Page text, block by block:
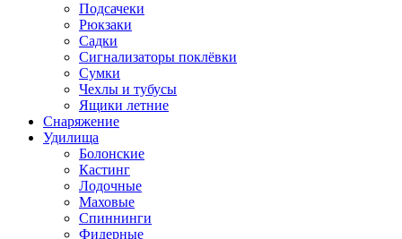
Подсачеки
Рюкзаки
Садки
Сигнализаторы поклёвки
Сумки
Чехлы и тубусы
Ящики летние
Снаряжение
Удилища
Болонские
Кастинг
Лодочные
Маховые
Спиннинги
Фидерные